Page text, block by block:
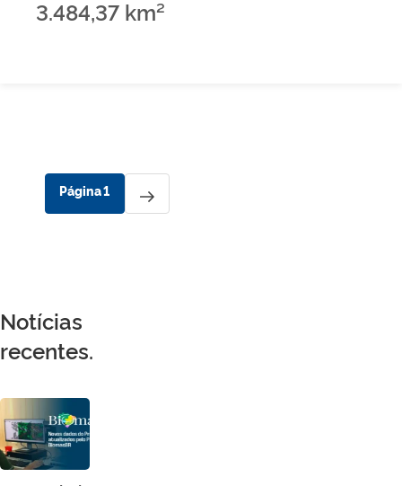
3.484,37 km²
Paginação
Página1 Próxima
página
Notícias
recentes.